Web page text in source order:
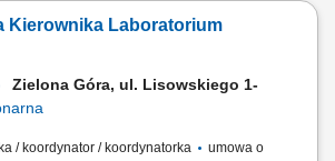
i motywowanie interdyscyplinarnego
oraz personelu pomocniczego.
Kierownika Laboratorium
Zielona Góra, ul. Lisowskiego 1-
/ koordynator / koordynatorka
umowa o